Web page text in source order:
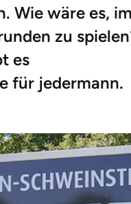
Wie wäre es, im
zu
es
für jedermann.